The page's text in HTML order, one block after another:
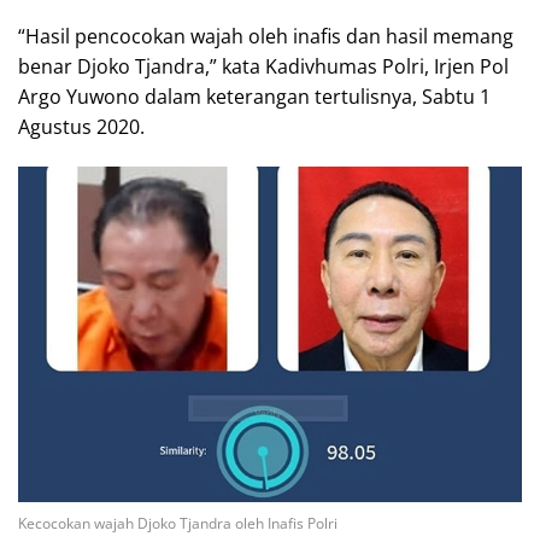
“Hasil pencocokan wajah oleh inafis dan hasil memang
benar Djoko Tjandra,” kata Kadivhumas Polri, Irjen Pol
Argo Yuwono dalam keterangan tertulisnya, Sabtu 1
Agustus 2020.
Kecocokan wajah Djoko Tjandra oleh Inafis Polri